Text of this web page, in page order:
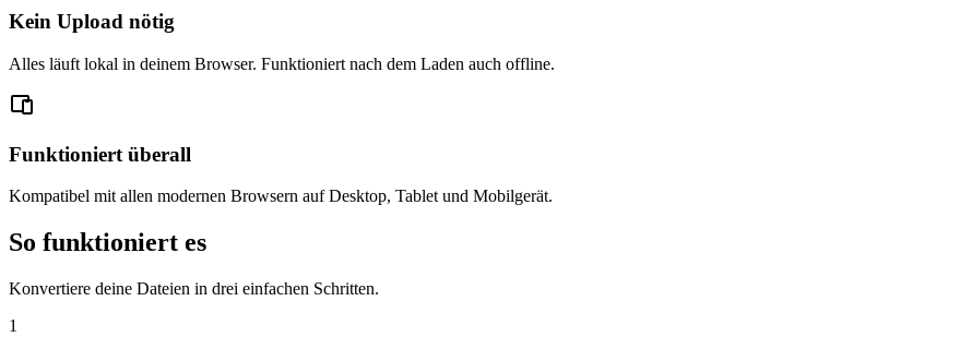
Kein Upload nötig
Alles läuft lokal in deinem Browser. Funktioniert nach dem Laden auch offline.
Funktioniert überall
Kompatibel mit allen modernen Browsern auf Desktop, Tablet und Mobilgerät.
So funktioniert es
Konvertiere deine Dateien in drei einfachen Schritten.
1